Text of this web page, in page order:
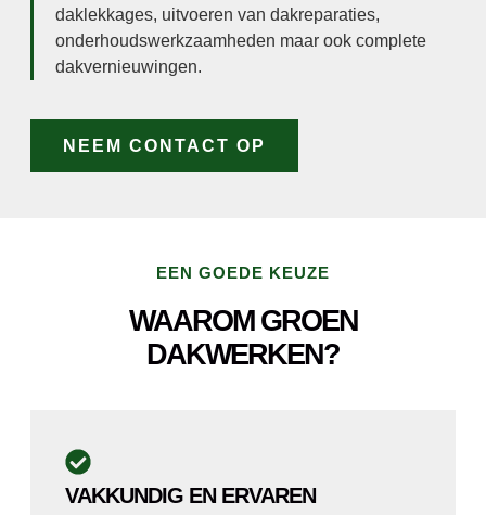
daklekkages, uitvoeren van dakreparaties,
onderhoudswerkzaamheden maar ook complete
dakvernieuwingen.
NEEM CONTACT OP
EEN GOEDE KEUZE
WAAROM GROEN
DAKWERKEN?
VAKKUNDIG EN ERVAREN